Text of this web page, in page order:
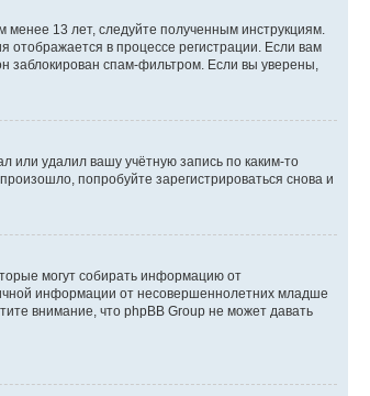
13 лет, следуйте полученным инструкциям.
в процессе регистрации. Если вам
заблокирован спам-фильтром. Если вы уверены,
или удалил вашу учётную запись по каким-то
попробуйте зарегистрироваться снова и
могут собирать информацию от
информации от несовершеннолетних младше
внимание, что phpBB Group не может давать